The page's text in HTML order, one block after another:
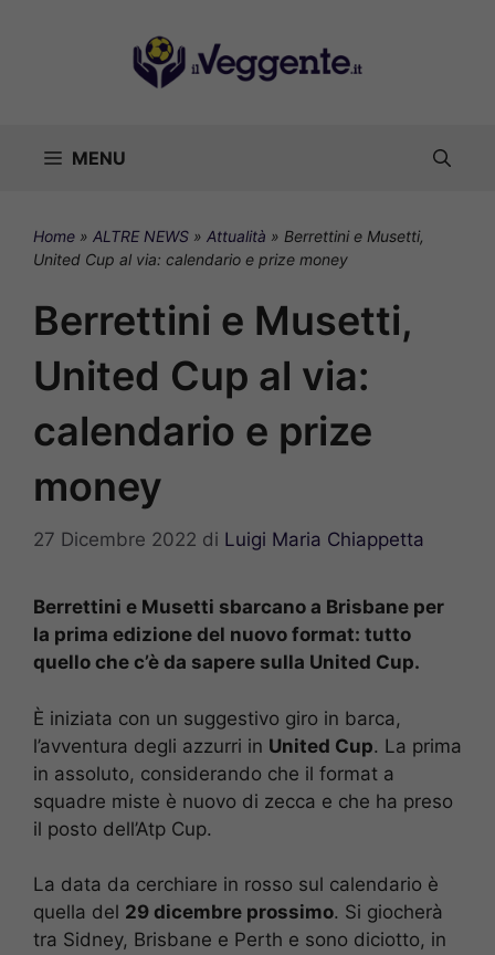
MENU
Home » ALTRE NEWS » Attualità » Berrettini e Musetti,
United Cup al via: calendario e prize money
Berrettini e Musetti,
United Cup al via:
calendario e prize
money
27 Dicembre 2022 di Luigi Maria Chiappetta
Berrettini e Musetti sbarcano a Brisbane per
la prima edizione del nuovo format: tutto
quello che c’è da sapere sulla United Cup.
È iniziata con un suggestivo giro in barca,
l’avventura degli azzurri in United Cup. La prima
in assoluto, considerando che il format a
squadre miste è nuovo di zecca e che ha preso
il posto dell’Atp Cup.
La data da cerchiare in rosso sul calendario è
quella del 29 dicembre prossimo. Si giocherà
tra Sidney, Brisbane e Perth e sono diciotto, in